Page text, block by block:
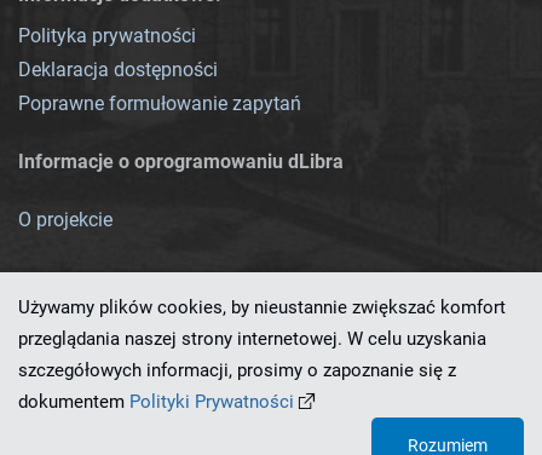
Polityka prywatności
Deklaracja dostępności
Poprawne formułowanie zapytań
Informacje o oprogramowaniu dLibra
O projekcie
Ten serwis działa dzięki oprogramowaniu
Używamy plików cookies, by nieustannie zwiększać komfort
przeglądania naszej strony internetowej. W celu uzyskania
szczegółowych informacji, prosimy o zapoznanie się z
dokumentem Polityki Prywatności
Rozumiem